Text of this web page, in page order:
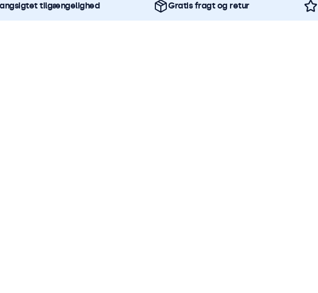
tilgængelighed Gratis fragt og retur